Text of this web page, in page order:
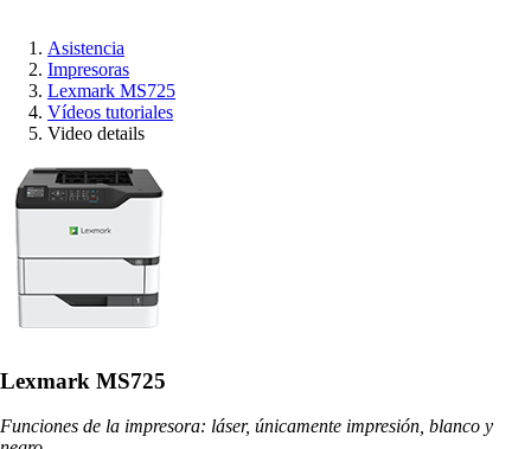
Asistencia
Impresoras
Lexmark MS725
Vídeos tutoriales
Video details
Lexmark MS725
Funciones de la impresora: láser, únicamente impresión, blanco y